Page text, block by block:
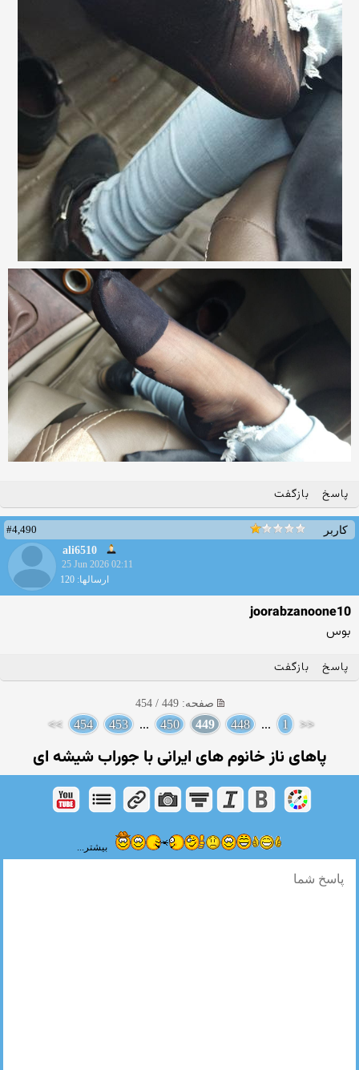
پاسخ بازگفت
کاربر
#4,490
ali6510
25 Jun 2026 02:11
ارسالها: 120
joorabzanoone10
بوس
پاسخ بازگفت
صفحه: 449 / 454
<<
1
...
448
449
450
...
453
454
>>
پاهای ناز خانوم های ایرانی با جوراب شیشه ای
بیشتر...